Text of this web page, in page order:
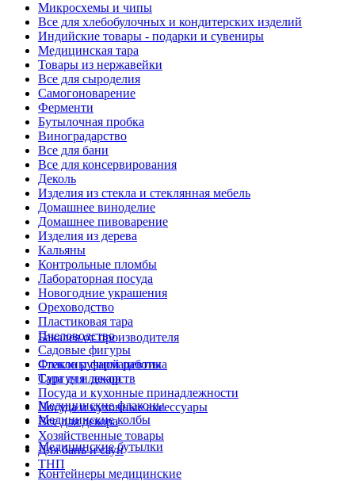
Микросхемы и чипы
Все для хлебобулочных и кондитерских изделий
Индийские товары - подарки и сувениры
Медицинская тара
Товары из нержавейки
Все для сыроделия
Самогоноварение
Ферменти
Бутылочная пробка
Виноградарство
Все для бани
Все для консервирования
Деколь
Изделия из стекла и стеклянная мебель
Домашнее виноделие
Домашнее пивоварение
Изделия из дерева
Кальяны
Контрольные пломбы
Лабораторная посуда
Новогодние украшения
Ореховодство
Пластиковая тара
Пчеловодство
Садовые фигуры
Стекло ручной работы
Сургуч и декор
Посуда и кухонные принадлежности
Посуда и кухонные аксессуары
Все для декора
Хозяйственные товары
Для бань и саун
ТНП
Бакалея от производителя
Флаконы фармацевтика
Тара для лекарств
Медицинские флаконы
Медицинские колбы
Медицинские бутылки
Контейнеры медицинские